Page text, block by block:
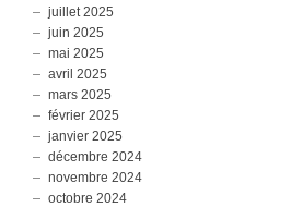
juillet 2025
juin 2025
mai 2025
avril 2025
mars 2025
février 2025
janvier 2025
décembre 2024
novembre 2024
octobre 2024